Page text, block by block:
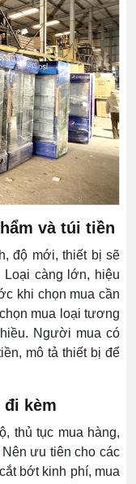
và túi tiền
độ mới, thiết bị sẽ
càng lớn, hiệu
khi chọn mua cần
mua loại tương
Người mua có
mô tả thiết bị để
đi kèm
thủ tục mua hàng,
ưu tiên cho các
bớt kinh phí, mua